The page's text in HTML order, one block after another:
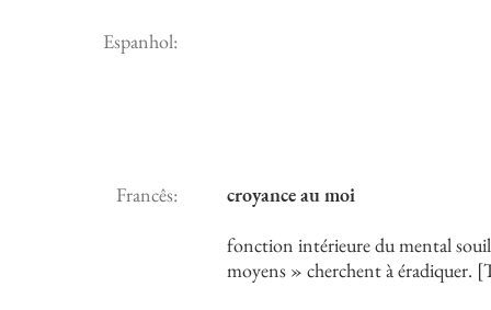
Espanhol:
Francês:
croyance au moi
fonction intérieure du mental
moyens » cherchent à éradiquer.